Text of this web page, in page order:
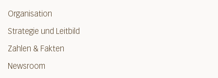
Organisation
Strategie und Leitbild
Zahlen & Fakten
Newsroom